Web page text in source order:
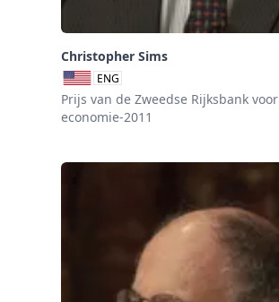
Christopher Sims
ENG
Prijs van de Zweedse Rijksbank voor
economie-2011